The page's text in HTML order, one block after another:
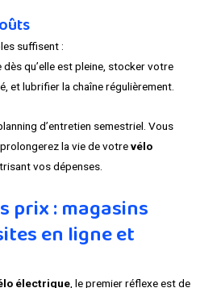
suffisent :
qu’elle est pleine, stocker votre
et lubrifier la chaîne régulièrement.
d’entretien semestriel. Vous
la vie de votrevélo
vos dépenses.
prix : magasins
en ligne et
électrique, le premier réflexe est de